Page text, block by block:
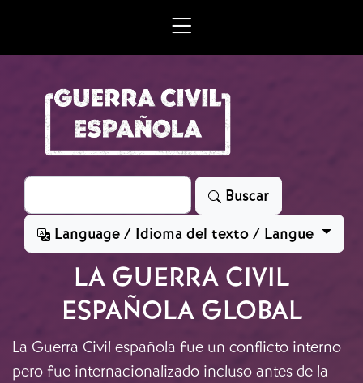
Search
Buscar
Language / Idioma del texto / Langue
LA GUERRA CIVIL
ESPAÑOLA GLOBAL
La Guerra Civil española fue un conflicto interno
pero fue internacionalizado incluso antes de la